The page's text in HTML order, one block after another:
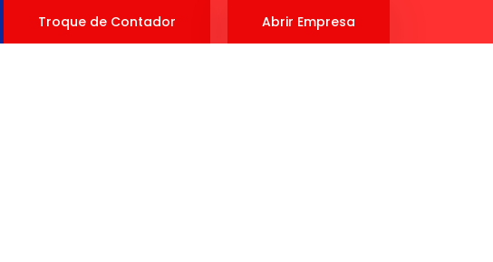
Troque de Contador Abrir Empresa